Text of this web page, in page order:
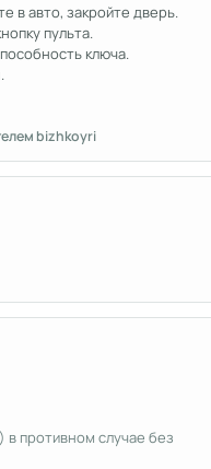
в авто, закройте дверь.
пульта.
ключа.
bizhkoyri
в противном случае без